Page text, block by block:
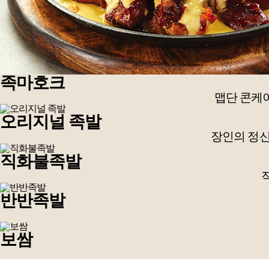
족마호크
맵단 콘케
오리지널 족발
장인의 정
직화불족발
반반족발
보쌈